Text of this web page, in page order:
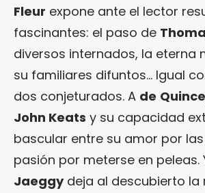
Fleur expone ante el lector
fascinantes: el paso de
diversos internados, la eterna
su familiares difuntos… Igual
dos conjeturados. A de
John Keats y su capacidad
bascular entre su amor por
pasión por meterse en peleas.
Jaeggydeja al descubierto la